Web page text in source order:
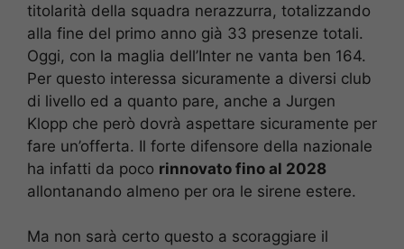
titolarità della squadra nerazzurra, totalizzando
alla fine del primo anno già 33 presenze totali.
Oggi, con la maglia dell’Inter ne vanta ben 164.
Per questo interessa sicuramente a diversi club
di livello ed a quanto pare, anche a Jurgen
Klopp che però dovrà aspettare sicuramente per
fare un’offerta. Il forte difensore della nazionale
ha infatti da poco rinnovato fino al 2028
allontanando almeno per ora le sirene estere.
Ma non sarà certo questo a scoraggiare il